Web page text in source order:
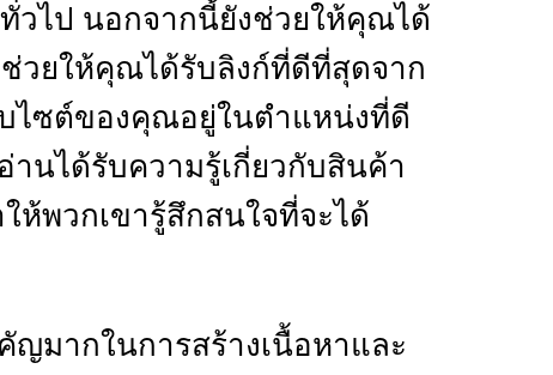
วไป นอกจากนี้ยังช่วยให้คุณได้
วยให้คุณได้รับลิงก์ที่ดีที่สุดจาก
ไซต์ของคุณอยู่ในตำแหน่งที่ดี
านได้รับความรู้เกี่ยวกับสินค้า
พวกเขารู้สึกสนใจที่จะได้
ญมากในการสร้างเนื้อหาและ